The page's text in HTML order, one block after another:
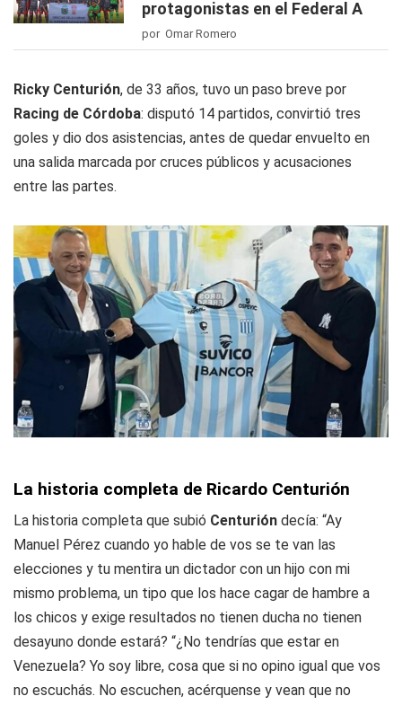
protagonistas en el Federal A
por Omar Romero
Ricky Centurión, de 33 años, tuvo un paso breve por
Racing de Córdoba: disputó 14 partidos, convirtió tres
goles y dio dos asistencias, antes de quedar envuelto en
una salida marcada por cruces públicos y acusaciones
entre las partes.
La historia completa de Ricardo Centurión
La historia completa que subió Centurión decía: “Ay
Manuel Pérez cuando yo hable de vos se te van las
elecciones y tu mentira un dictador con un hijo con mi
mismo problema, un tipo que los hace cagar de hambre a
los chicos y exige resultados no tienen ducha no tienen
desayuno donde estará? “¿No tendrías que estar en
Venezuela? Yo soy libre, cosa que si no opino igual que vos
no escuchás. No escuchen, acérquense y vean que no